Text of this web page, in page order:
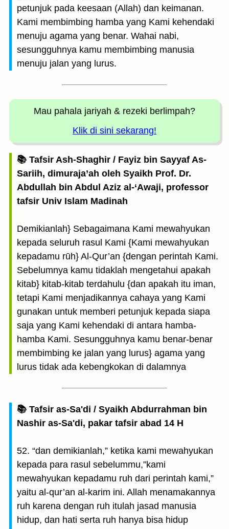
petunjuk pada keesaan (Allah) dan keimanan.
Kami membimbing hamba yang Kami kehendaki
menuju agama yang benar. Wahai nabi,
sesungguhnya kamu membimbing manusia
menuju jalan yang lurus.
Mau pahala jariyah & rezeki berlimpah?
Klik di sini sekarang!
📚 Tafsir Ash-Shaghir / Fayiz bin Sayyaf As-
Sariih, dimuraja’ah oleh Syaikh Prof. Dr.
Abdullah bin Abdul Aziz al-‘Awaji, professor
tafsir Univ Islam Madinah
Demikianlah} Sebagaimana Kami mewahyukan
kepada seluruh rasul Kami {Kami mewahyukan
kepadamu rūh} Al-Qur’an {dengan perintah Kami.
Sebelumnya kamu tidaklah mengetahui apakah
kitab} kitab-kitab terdahulu {dan apakah itu iman,
tetapi Kami menjadikannya cahaya yang Kami
gunakan untuk memberi petunjuk kepada siapa
saja yang Kami kehendaki di antara hamba-
hamba Kami. Sesungguhnya kamu benar-benar
membimbing ke jalan yang lurus} agama yang
lurus tidak ada kebengkokan di dalamnya
📚 Tafsir as-Sa'di / Syaikh Abdurrahman bin
Nashir as-Sa'di, pakar tafsir abad 14 H
52. “dan demikianlah,” ketika kami mewahyukan
kepada para rasul sebelummu,”kami
mewahyukan kepadamu ruh dari perintah kami,”
yaitu al-qur’an al-karim ini. Allah menamakannya
ruh karena dengan ruh itulah jasad manusia
hidup, dan hati serta ruh hanya bisa hidup